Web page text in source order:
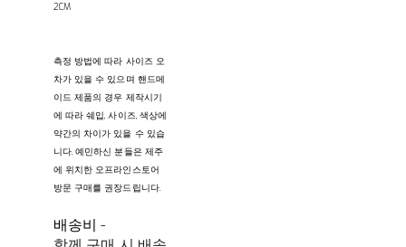
2CM
측정 방법에 따라 사이즈 오
차가 있을 수 있으며 핸드메
이드 제품의 경우 제작시기
에 따라 쉐입, 사이즈, 색상에
약간의 차이가 있을 수 있습
니다. 예민하신 분들은 제주
에 위치한 오프라인스토어
방문 구매를 권장드립니다.
배송비-